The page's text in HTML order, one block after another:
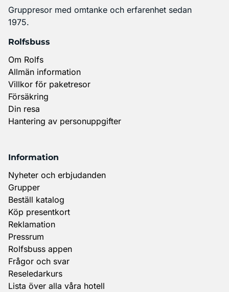
Gruppresor med omtanke och erfarenhet sedan
1975.
Rolfsbuss
Om Rolfs
Allmän information
Villkor för paketresor
Försäkring
Din resa
Hantering av personuppgifter
Information
Nyheter och erbjudanden
Grupper
Beställ katalog
Köp presentkort
Reklamation
Pressrum
Rolfsbuss appen
Frågor och svar
Reseledarkurs
Lista över alla våra hotell